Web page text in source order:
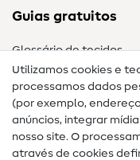
Guias gratuitos
Glossário de tecidos
Guias de costura
Ajuda e contacto
Utilizamos cookies e
processamos dados
(por exemplo,
anúncios, integrar
nosso site. O
através de cookies